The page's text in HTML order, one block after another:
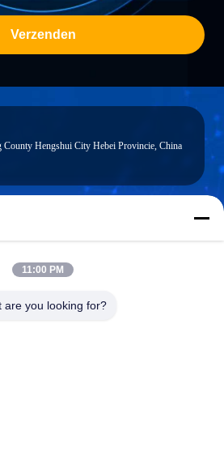
Verzenden
County Hengshui City Hebei Provincie, China
11:00 PM
are you looking for?